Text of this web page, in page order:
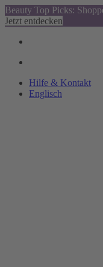
Beauty Top Picks:
Jetzt entdecken
Hilfe & Kontakt
Englisch